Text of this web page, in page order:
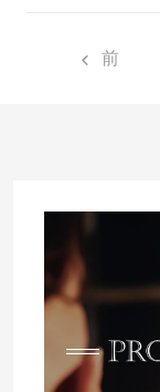
前
場所